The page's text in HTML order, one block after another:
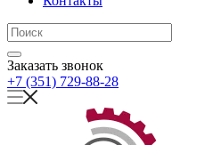
Заказать звонок
+7 (351) 729-88-28